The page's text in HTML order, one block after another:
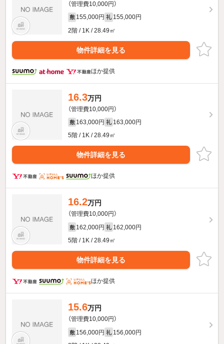
（管理費10,000円）
敷 155,000円 礼 155,000円
2階 / 1K / 28.49㎡
物件詳細を見る
ほか提供
16.3万円
（管理費10,000円）
敷 163,000円 礼 163,000円
5階 / 1K / 28.49㎡
物件詳細を見る
ほか提供
16.2万円
（管理費10,000円）
敷 162,000円 礼 162,000円
5階 / 1K / 28.49㎡
物件詳細を見る
ほか提供
15.6万円
（管理費10,000円）
敷 156,000円 礼 156,000円